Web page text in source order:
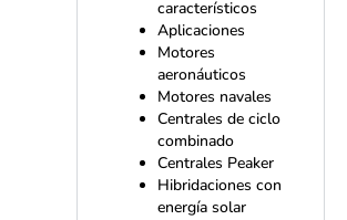
característicos
Aplicaciones
Motores
aeronáuticos
Motores navales
Centrales de ciclo
combinado
Centrales Peaker
Hibridaciones con
energía solar